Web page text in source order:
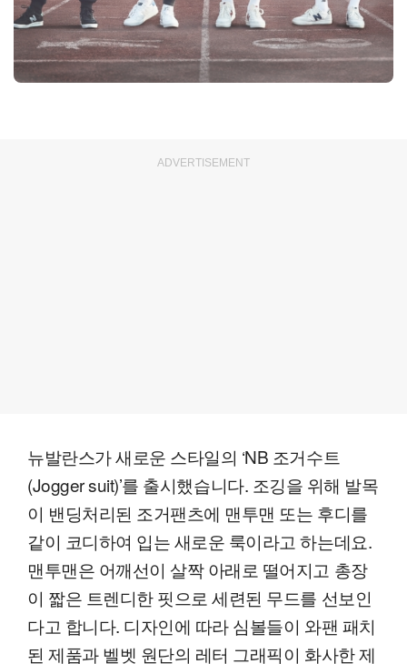
ADVERTISEMENT
뉴발란스가 새로운 스타일의 ‘NB 조거수트
(Jogger suit)’를 출시했습니다. 조깅을 위해 발목
이 밴딩처리된 조거팬츠에 맨투맨 또는 후디를
같이 코디하여 입는 새로운 룩이라고 하는데요.
맨투맨은 어깨선이 살짝 아래로 떨어지고 총장
이 짧은 트렌디한 핏으로 세련된 무드를 선보인
다고 합니다. 디자인에 따라 심볼들이 와팬 패치
된 제품과 벨벳 원단의 레터 그래픽이 화사한 제